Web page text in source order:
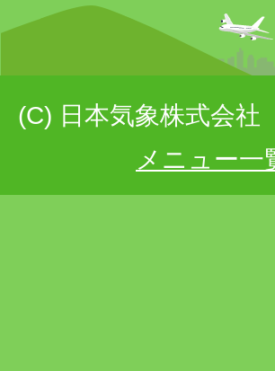
(C) 日本気象株式会社
メニュー一